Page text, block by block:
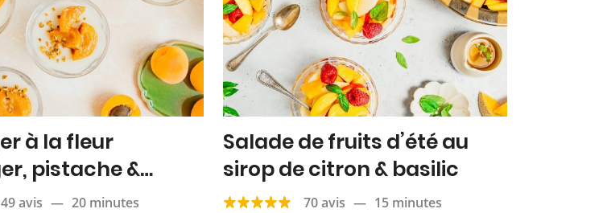
à la fleur
pistache &
rôtis
49 avis — 20 minutes
Salade de fruits d’été au
sirop de citron & basilic
70 avis — 15 minutes